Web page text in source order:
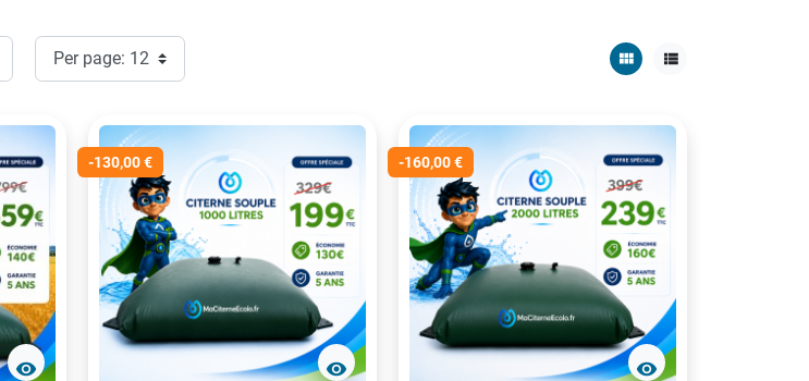
view_module view_list
visibility
-130,00 €
visibility
-160,00 €
visibility